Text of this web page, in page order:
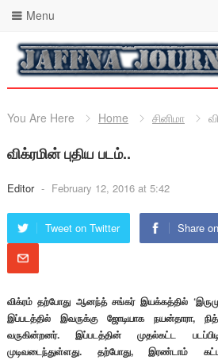
Menu
You Are Here Home சினிமா
விக்ரமின் புதிய படம்..
Editor - February 12, 2016 at 5:42
Tweet on Twitter Share
விக்ரம் தற்போது ஆனந்த் சங்கர் இயக்கத்தில்
இப்படத்தில் இவருக்கு ஜோடியாக நயன்தாரா,
வருகின்றனர். இப்படத்தின் முதல்கட்ட
முடிவடைந்துள்ளது. தற்போது, இரண்டாம்